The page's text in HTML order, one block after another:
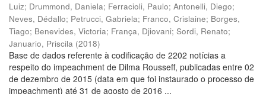
Luiz; Drummond, Daniela; Ferracioli, Paulo; Antonelli, Diego;
Neves, Dédallo; Petrucci, Gabriela; Franco, Crislaine; Borges,
Tiago; Benevides, Victoria; França, Djiovani; Sordi, Renato;
Januario, Priscila (2018)
Base de dados referente à codificação de 2202 notícias a
respeito do impeachment de Dilma Rousseff, publicadas entre 02
de dezembro de 2015 (data em que foi instaurado o processo de
impeachment) até 31 de agosto de 2016 ...